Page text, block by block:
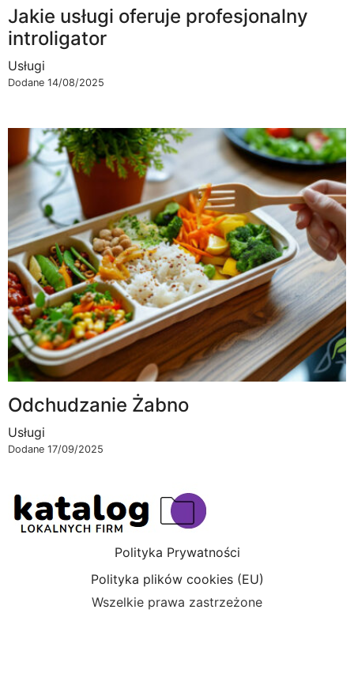
Jakie usługi oferuje profesjonalny
introligator
Usługi
Dodane 14/08/2025
Odchudzanie Żabno
Usługi
Dodane 17/09/2025
Polityka Prywatności
Polityka plików cookies (EU)
Wszelkie prawa zastrzeżone